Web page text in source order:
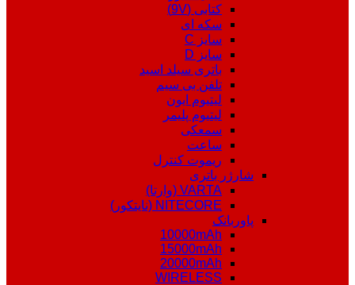
کتابی (9V)
سکه ای
سایز C
سایز D
باتری سیلد اسید
تلفن بی سیم
لیتیوم ایون
لیتیوم پلیمر
سمعکی
ساعت
ریموت کنترل
شارژر باتری
VARTA (وارتا)
NITECORE (نایتکور)
پاوربانک
10000mAh
15000mAh
20000mAh
WIRELESS